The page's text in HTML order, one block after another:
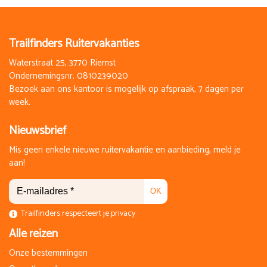
Op aanvraag
Boeken
di 15 december 2026
zo 20 december 2026
6 Dagen
Op aanvraag
Exclusief reserveringskosten 25 euro per boeking
Gegarandeerd vertrek mogelijk vanaf 2 ruiters
Niet ruiters op basis van half pension krijgen 30% korting op
Trailfinders Ruitervakanties
Waterstraat 25, 3770 Riemst
Ondernemingsnr. 0810239020
Bezoek aan ons kantoor is mogelijk op afspraak, 7 dagen per
week.
Nieuwsbrief
Mis geen enkele nieuwe ruitervakantie en aanbieding, meld je
aan!
OK
Trailfinders respecteert je privacy
Alle reizen
Onze bestemmingen